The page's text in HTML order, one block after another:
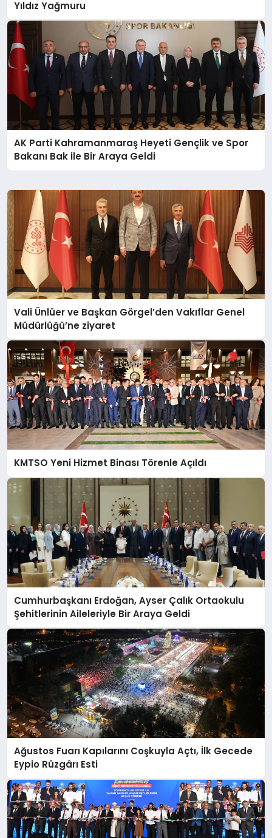
Yıldız Yağmuru
AK Parti Kahramanmaraş Heyeti Gençlik ve Spor
Bakanı Bak ile Bir Araya Geldi
Vali Ünlüer ve Başkan Görgel’den Vakıflar Genel
Müdürlüğü’ne ziyaret
KMTSO Yeni Hizmet Binası Törenle Açıldı
Cumhurbaşkanı Erdoğan, Ayser Çalık Ortaokulu
Şehitlerinin Aileleriyle Bir Araya Geldi
Ağustos Fuarı Kapılarını Coşkuyla Açtı, İlk Gecede
Eypio Rüzgârı Esti